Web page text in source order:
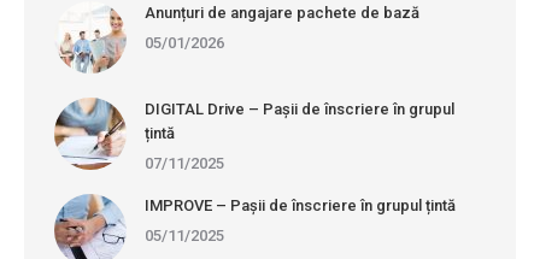
Anunțuri de angajare pachete de bază
05/01/2026
DIGITAL Drive – Pașii de înscriere în grupul
țintă
07/11/2025
IMPROVE – Pașii de înscriere în grupul țintă
05/11/2025